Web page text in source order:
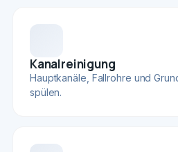
Kanalreinigung
Hauptkanäle, Fallrohre und
spülen.